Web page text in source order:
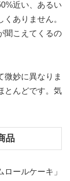
近い、あるい
ありません。
聞こえてくるの
微妙に異なりま
とんどです。気
品
ールケーキ」